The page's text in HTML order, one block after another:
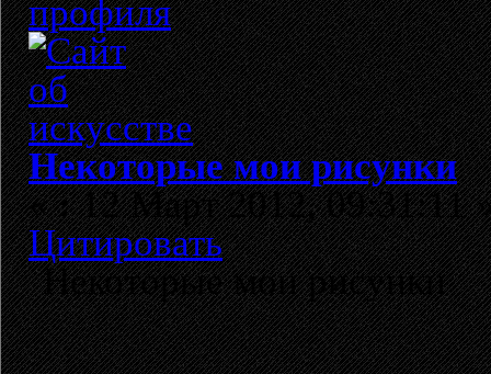
Некоторые мои рисунки
«:12 Март 2012, 09:31:11
Цитировать
Некоторые мои рисунки